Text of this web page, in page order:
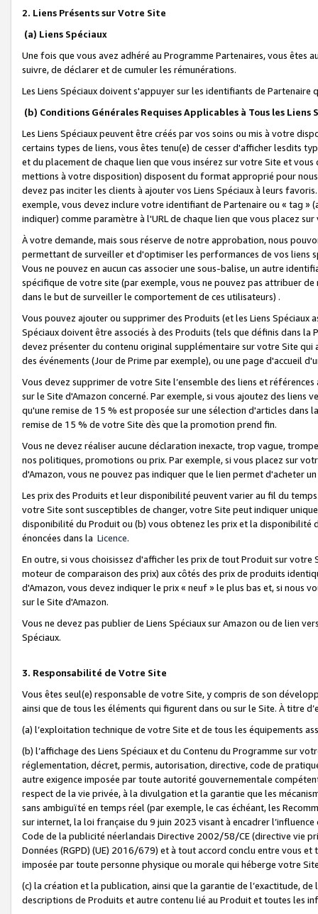
2. Liens Présents sur Votre Site
(a) Liens Spéciaux
Une fois que vous avez adhéré au Programme Partenaires, vous êtes
suivre, de déclarer et de cumuler les rémunérations.
Les Liens Spéciaux doivent s'appuyer sur les identifiants de Partenaire
(b) Conditions Générales Requises Applicables à Tous les Liens
Les Liens Spéciaux peuvent être créés par vos soins ou mis à votre
certains types de liens, vous êtes tenu(e) de cesser d'afficher lesdits
et du placement de chaque lien que vous insérez sur votre Site et
mettions à votre disposition) disposent du format approprié pour
devez pas inciter les clients à ajouter vos Liens Spéciaux à leurs
exemple, vous devez inclure votre identifiant de Partenaire ou « tag
indiquer) comme paramètre à l'URL de chaque lien que vous placez
À votre demande, mais sous réserve de notre approbation, nous
permettant de surveiller et d'optimiser les performances de vos liens
Vous ne pouvez en aucun cas associer une sous-balise, un autre
spécifique de votre site (par exemple, vous ne pouvez pas attribuer
dans le but de surveiller le comportement de ces utilisateurs) .
Vous pouvez ajouter ou supprimer des Produits (et les Liens
Spéciaux doivent être associés à des Produits (tels que définis dans
devez présenter du contenu original supplémentaire sur votre Site qui
des événements (Jour de Prime par exemple), ou une page d'accueil
Vous devez supprimer de votre Site l’ensemble des liens et
sur le Site d'Amazon concerné. Par exemple, si vous ajoutez des
qu'une remise de 15 % est proposée sur une sélection d'articles
remise de 15 % de votre Site dès que la promotion prend fin.
Vous ne devez réaliser aucune déclaration inexacte, trop vague,
nos politiques, promotions ou prix. Par exemple, si vous placez sur
d'Amazon, vous ne pouvez pas indiquer que le lien permet d'acheter
Les prix des Produits et leur disponibilité peuvent varier au fil du
votre Site sont susceptibles de changer, votre Site peut indiquer
disponibilité du Produit ou (b) vous obtenez les prix et la disponibilité
énoncées dans la Licence.
En outre, si vous choisissez d'afficher les prix de tout Produit sur
moteur de comparaison des prix) aux côtés des prix de produits
d'Amazon, vous devez indiquer le prix « neuf » le plus bas et, si nous
sur le Site d'Amazon.
Vous ne devez pas publier de Liens Spéciaux sur Amazon ou de lien
Spéciaux.
3. Responsabilité de Votre Site
Vous êtes seul(e) responsable de votre Site, y compris de son
ainsi que de tous les éléments qui figurent dans ou sur le Site. À titre
(a) l’exploitation technique de votre Site et de tous les équipements
(b) l’affichage des Liens Spéciaux et du Contenu du Programme sur
réglementation, décret, permis, autorisation, directive, code de
autre exigence imposée par toute autorité gouvernementale
respect de la vie privée, à la divulgation et la garantie que les
sans ambiguïté en temps réel (par exemple, le cas échéant, les
sur internet, la loi française du 9 juin 2023 visant à encadrer
Code de la publicité néerlandais Directive 2002/58/CE (directive vie
Données (RGPD) (UE) 2016/679) et à tout accord conclu entre vous
imposée par toute personne physique ou morale qui héberge votre
(c) la création et la publication, ainsi que la garantie de l’exactitude,
descriptions de Produits et autre contenu lié au Produit et toutes les